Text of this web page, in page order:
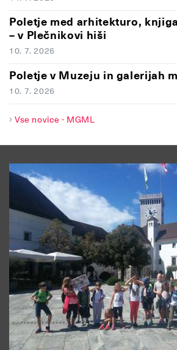
Poletje med arhitekturo,
– v Plečnikovi hiši
10. 7. 2026
Poletje v Muzeju in galerijah
10. 7. 2026
Vse novice - MGML